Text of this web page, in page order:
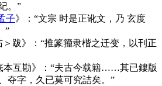
。”
子》：“文宗 时是正讹文，乃 玄度
”
＞跋》：“推篆籀隶楷之迁变，以刊正
本互勘》：“夫古今载籍……其已鏤版
夺字，久已莫可究詰矣。”